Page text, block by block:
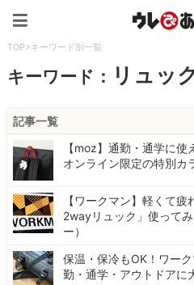
TOP>キーワード別一覧
キーワード： リュッ
記事一覧
【moz】通勤・通学に使
オンライン限定の特別カ
【ワークマン】軽くて
2wayリュック」使って
ー）
保温・保冷もOK！ワー
勤・通学・アウトドアに